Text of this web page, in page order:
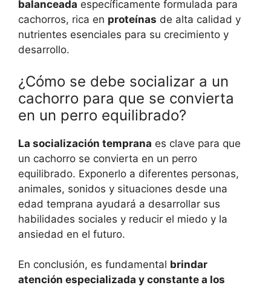
balanceada específicamente formulada para
cachorros, rica en proteínas de alta calidad y
nutrientes esenciales para su crecimiento y
desarrollo.
¿Cómo se debe socializar a un
cachorro para que se convierta
en un perro equilibrado?
La socialización temprana es clave para que
un cachorro se convierta en un perro
equilibrado. Exponerlo a diferentes personas,
animales, sonidos y situaciones desde una
edad temprana ayudará a desarrollar sus
habilidades sociales y reducir el miedo y la
ansiedad en el futuro.
En conclusión, es fundamental brindar
atención especializada y constante a los